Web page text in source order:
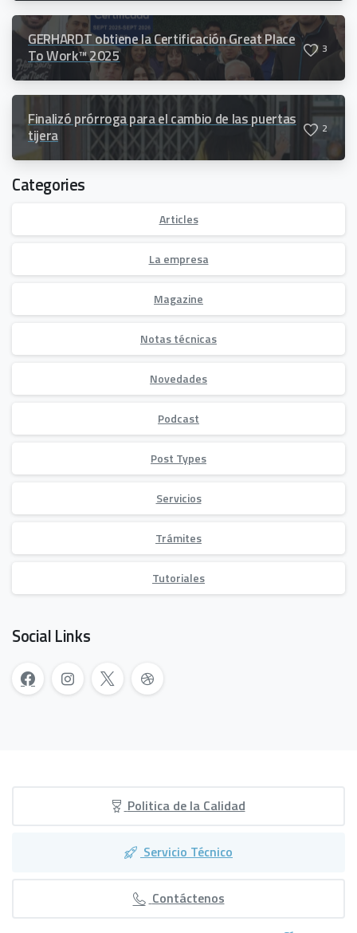
GERHARDT obtiene la Certificación Great Place
To Work™ 2025
3
Finalizó prórroga para el cambio de las puertas
tijera
2
Categories
Articles
La empresa
Magazine
Notas técnicas
Novedades
Podcast
Post Types
Servicios
Trámites
Tutoriales
Social Links
Politica de la Calidad
Servicio Técnico
Contáctenos